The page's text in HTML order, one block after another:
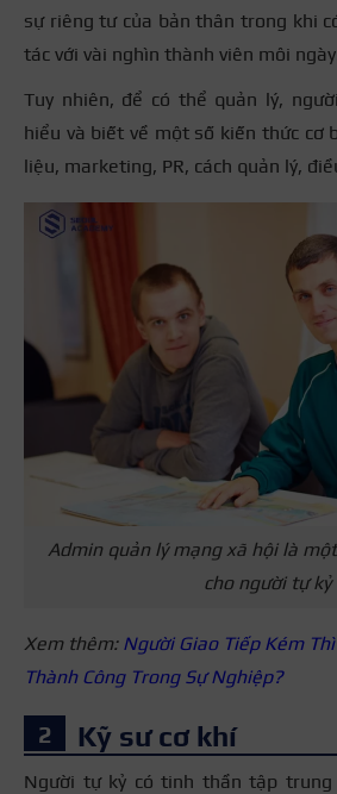
sự riêng tư của bản thân trong khi
tác với vài nghìn thành viên môi
Tuy nhiên, để có thể quản lý,
hiểu và biết về một số kiến thức cơ
liệu, marketing, PR, cách quản lý,
Admin quản lý mạng xã hội là
cho người tự kỷ
Xem thêm: Người Giao Tiếp Kém
Thành Công Trong Sự Nghiệp?
Kỹ sư cơ khí
Người tự kỷ có tinh thần tập